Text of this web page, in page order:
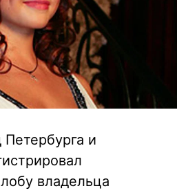
и
владельца